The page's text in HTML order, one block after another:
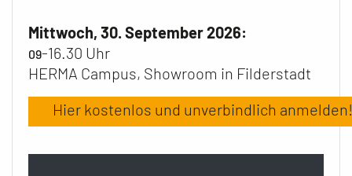
Mittwoch, 30. September 2026:
09-16.30 Uhr
HERMA Campus, Showroom in Filderstadt
Hier kostenlos und unverbindlich anmelden!